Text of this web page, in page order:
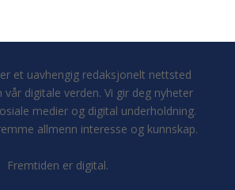
et uavhengig redaksjonelt nettsted
digitale verden. Vi gir deg nyheter
medier og digital underholdning.
allmenn interesse og kunnskap.
Fremtiden er digital.